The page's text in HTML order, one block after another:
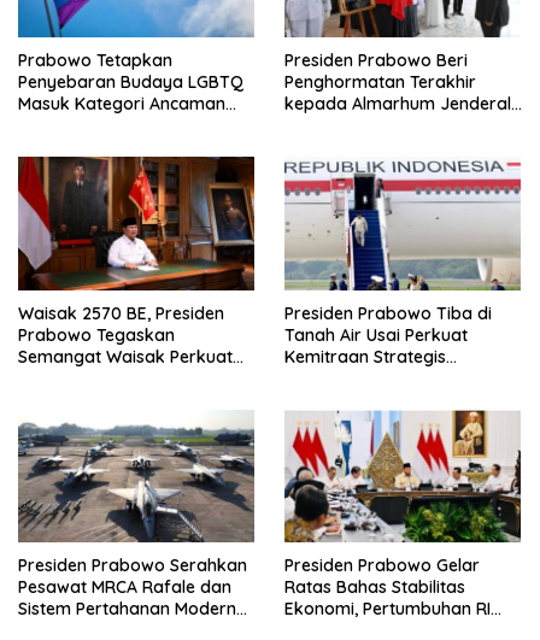
Prabowo Tetapkan
Penyebaran Budaya LGBTQ
Masuk Kategori Ancaman
Presiden Prabowo Beri
Penghormatan Terakhir
kepada Almarhum Jenderal
Waisak 2570 BE, Presiden
Prabowo Tegaskan
Semangat Waisak Perkuat
Presiden Prabowo Tiba di
Tanah Air Usai Perkuat
Kemitraan Strategis
Presiden Prabowo Serahkan
Pesawat MRCA Rafale dan
Sistem Pertahanan Modern
Presiden Prabowo Gelar
Ratas Bahas Stabilitas
Ekonomi, Pertumbuhan RI